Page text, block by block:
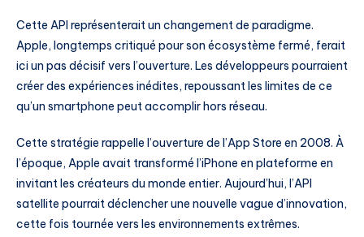
Cette API représenterait un changement de paradigme.
Apple, longtemps critiqué pour son écosystème fermé, ferait
ici un pas décisif vers l’ouverture. Les développeurs pourraient
créer des expériences inédites, repoussant les limites de ce
qu’un smartphone peut accomplir hors réseau.
Cette stratégie rappelle l’ouverture de l’App Store en 2008. À
l’époque, Apple avait transformé l’iPhone en plateforme en
invitant les créateurs du monde entier. Aujourd’hui, l’API
satellite pourrait déclencher une nouvelle vague d’innovation,
cette fois tournée vers les environnements extrêmes.